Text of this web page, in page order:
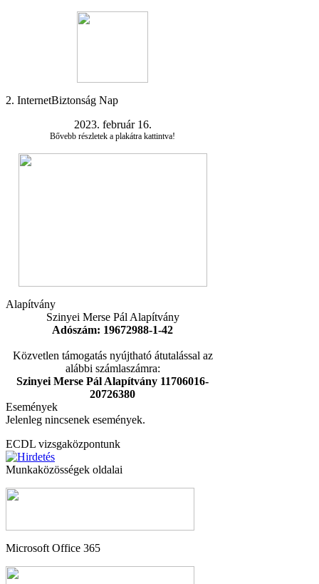
2. InternetBiztonság Nap
2023. február 16.
Bővebb részletek a plakátra kattintva!
Alapítvány
Szinyei Merse Pál Alapítvány
Adószám: 19672988-1-42
Közvetlen támogatás nyújtható átutalással az
alábbi számlaszámra:
Szinyei Merse Pál Alapítvány 11706016-
20726380
Események
Jelenleg nincsenek események.
ECDL vizsgaközpontunk
Munkaközösségek oldalai
Microsoft Office 365